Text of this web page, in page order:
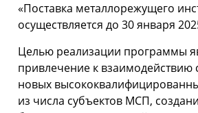
«Поставка металлорежущего
осуществляется до 30 января
Целью реализации программы
привлечение к взаимодействию
новых
из числа субъектов МСП,